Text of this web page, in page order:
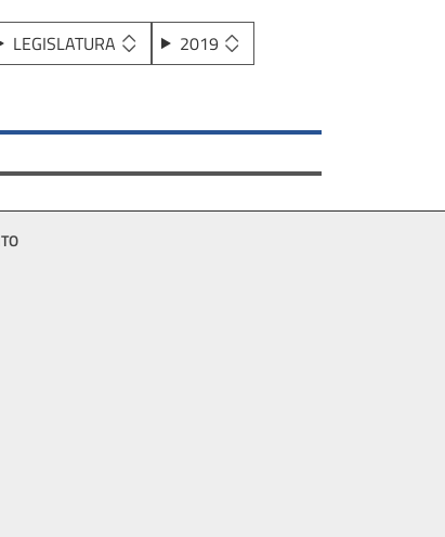
LEGISLATURA 2019